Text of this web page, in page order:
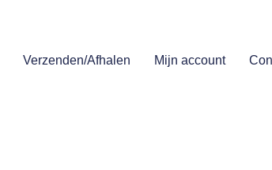
Verzenden/Afhalen Mijn account